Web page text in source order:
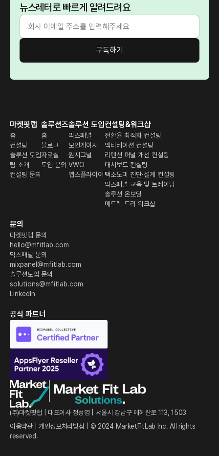
뉴스레터로 빠르게 알려드려요
마켓핏랩
홈
컨설팅
솔루션 도입
팀 소개
컨설팅 문의
솔루션즈
홈
블로그
자료실
도입 문의
솔루션 도입
믹스패널
모인게이지
원시그널
VWO
앱스플라이어
컨설팅&워크샵
전환율 최적화 컨설팅
액티베이션 컨설팅
리텐션 퍼널 개선 컨설팅
대시보드 컨설팅
택소노미 진단·설계 컨설팅
믹스패널 교육 및 트레이닝
솔루션 온보딩
메트릭 트리 워크샵
문의
마켓핏랩 문의
hello@mfitlab.com
믹스패널 문의
mixpanel@mfitlab.com
솔루션도입 문의
solutions@mfitlab.com
LinkedIn
공식 파트너
(주)마켓핏랩 | 대표이사 정성영 | 서울시 강남구 테헤란로 113, 1503
이용약관| 개인정보처리방침 | © 2024 MarketFitLab Inc. All rights
reserved.